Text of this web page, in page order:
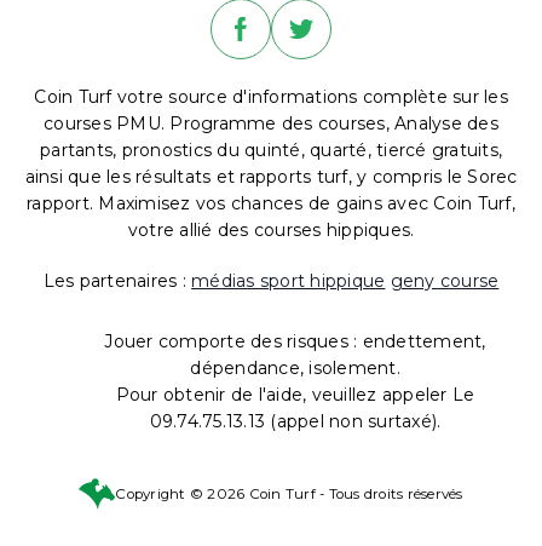
Coin Turf votre source d'informations complète sur les
courses PMU. Programme des courses, Analyse des
partants, pronostics du quinté, quarté, tiercé gratuits,
ainsi que les résultats et rapports turf, y compris le Sorec
rapport. Maximisez vos chances de gains avec Coin Turf,
votre allié des courses hippiques.
Les partenaires : médias sport hippique geny course
Jouer comporte des risques : endettement,
dépendance, isolement.
Pour obtenir de l'aide, veuillez appeler Le
09.74.75.13.13 (appel non surtaxé).
Copyright © 2026 Coin Turf - Tous droits réservés